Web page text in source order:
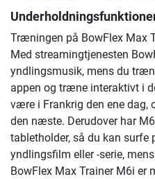
Træningen på BowFlex Max
Med streamingtjenesten
yndlingsmusik, mens du
appen og træne interaktivt i
være i Frankrig den ene dag,
den næste. Derudover har
tabletholder, så du kan surfe
yndlingsfilm eller -serie,
BowFlex Max Trainer M6i er